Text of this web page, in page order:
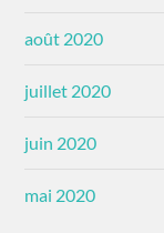
août 2020
juillet 2020
juin 2020
mai 2020